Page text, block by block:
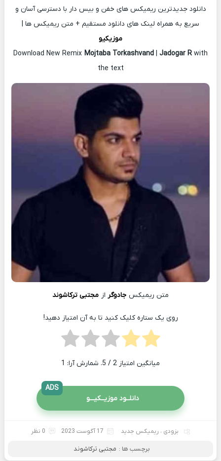
دانلود جدیدترین ریمیکس های خفن و بیس دار با دسترسی آسان و
سریع به همراه لینک های دانلود مستقیم + متن ریمیکس ها |
موزیکیو
Download New Remix Mojtaba Torkashvand | Jadogar R with
the text
متن ریمیکس جادوگر از مجتبی ترکاشوند
روی یک ستاره کلیک کنید تا به آن امتیاز دهید!
میانگین امتیاز 2 / 5. شمارش آرا: 1
دانلــود موزیــکیـــو
ADS
بزودی ، ریمیکس جدید 17 آگوست 2023 0 نظر
برچسب ها : مجتبی ترکاشوند